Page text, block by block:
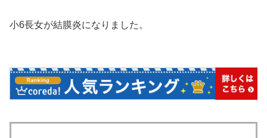
小6長女が結膜炎になりました。